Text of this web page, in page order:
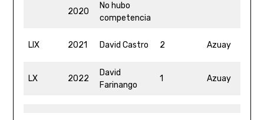
2020
No hubo
competencia
LIX 2021 David Castro 2 Azuay
LX 2022
David
Farinango
1 Azuay